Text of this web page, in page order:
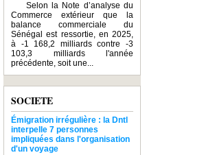
Selon la Note d’analyse du
Commerce extérieur que la
balance commerciale du
Sénégal est ressortie, en 2025,
à -1 168,2 milliards contre -3
103,3 milliards l'année
précédente, soit une...
SOCIETE
Émigration irrégulière : la Dntl
interpelle 7 personnes
impliquées dans l'organisation
d'un voyage